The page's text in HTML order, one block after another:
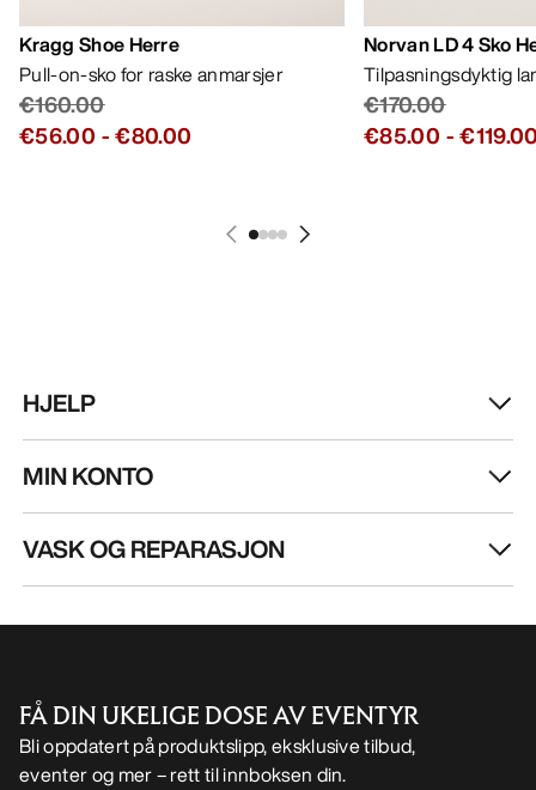
Kragg Shoe Herre
Pull-on-sko for raske anmarsjer
€160.00
€56.00 -€80.00
Norvan LD 4 Sko
Tilpasningsdyktig
€170.00
€85.00 -
HJELP
MIN KONTO
VASK OG REPARASJON
FÅ DIN UKELIGE DOSE AV EVENTYR
Bli oppdatert på produktslipp, eksklusive tilbud,
eventer og mer – rett til innboksen din.